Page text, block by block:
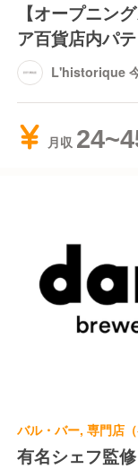
【オープニン
ア百貨店内パ
L'historique
月収
バル・バー, 専門店
有名シェフ監